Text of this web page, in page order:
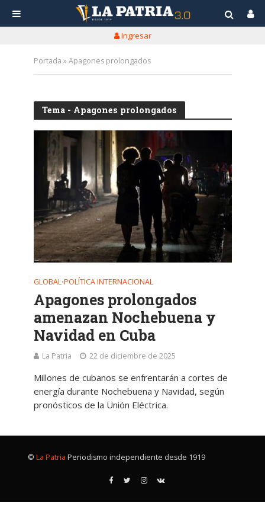
Ingresar
Portada »Apagones prolongados
Tema - Apagones prolongados
GLOBAL•POLÍTICA INTERNACIONAL
Apagones prolongados
amenazan Nochebuena y
Navidad en Cuba
La Patria 22 de diciembre de 2025
Millones de cubanos se enfrentarán a cortes de
energía durante Nochebuena y Navidad, según
pronósticos de la Unión Eléctrica.
© La Patria Periodismo independiente desde 1919